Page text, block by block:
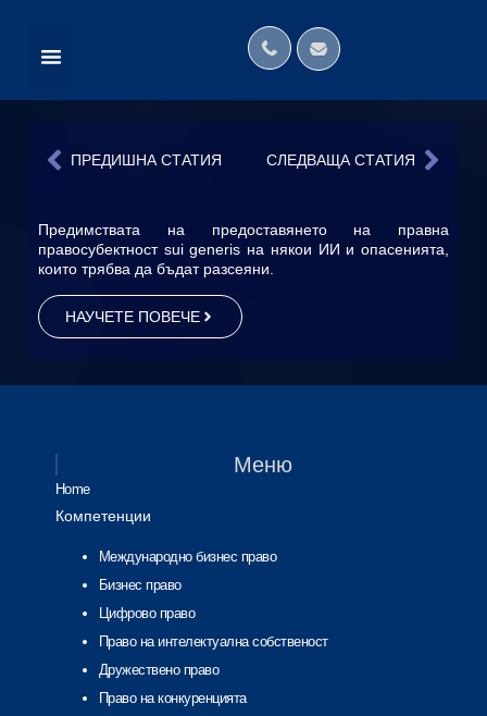
НОВИНИ
ПРЕДИШНА СТАТИЯ СЛЕДВАЩА СТАТИЯ
Предимствата на предоставянето на правна
правосубектност sui generis на някои ИИ и опасенията,
които трябва да бъдат разсеяни.
НАУЧЕТЕ ПОВЕЧЕ
Меню
Home
Компетенции
Международно бизнес право
Бизнес право
Цифрово право
Право на интелектуална собственост
Дружествено право
Право на конкуренцията